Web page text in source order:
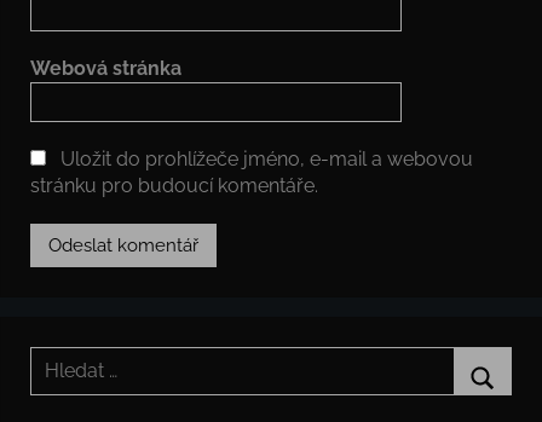
Webová stránka
Uložit do prohlížeče jméno, e-mail a webovou
stránku pro budoucí komentáře.
Hledat: